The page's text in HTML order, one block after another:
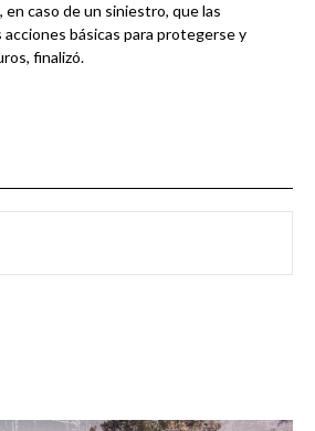
caso de un siniestro, que las
acciones básicas para protegerse y
finalizó.